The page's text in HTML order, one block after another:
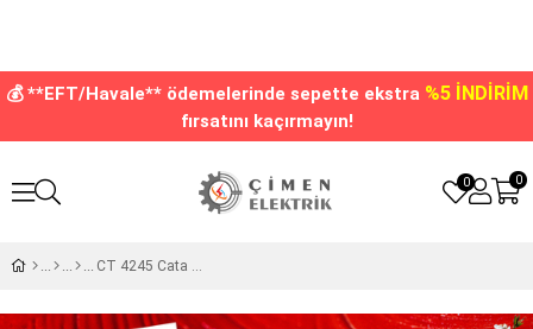
💰 **EFT/Havale** ödemelerinde sepette ekstra %5 İNDİRİM
fırsatını kaçırmayın!
0
0
CT 4245 Cata 12 W Par 30 Led Ampul Günışığı 3200k E27 Duy